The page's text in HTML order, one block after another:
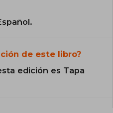
de este libro?
edición es Tapa